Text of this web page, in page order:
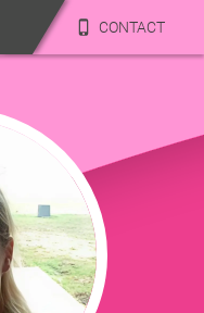
CONTACT